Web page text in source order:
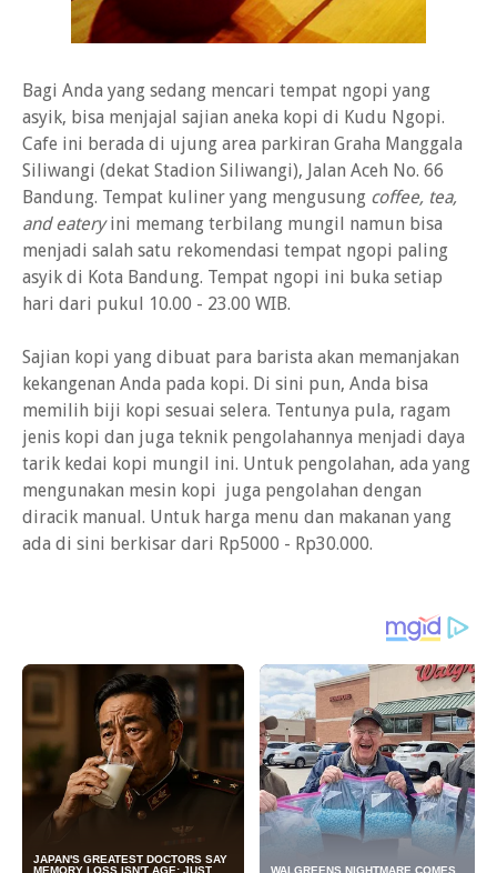
Bagi Anda yang sedang mencari tempat ngopi yang
asyik, bisa menjajal sajian aneka kopi di Kudu Ngopi.
Cafe ini berada di ujung area parkiran Graha Manggala
Siliwangi (dekat Stadion Siliwangi), Jalan Aceh No. 66
Bandung. Tempat kuliner yang mengusung coffee, tea,
and eateryini memang terbilang mungil namun bisa
menjadi salah satu rekomendasi tempat ngopi paling
asyik di Kota Bandung. Tempat ngopi ini buka setiap
hari dari pukul 10.00 - 23.00 WIB.
Sajian kopi yang dibuat para barista akan memanjakan
kekangenan Anda pada kopi. Di sini pun, Anda bisa
memilih biji kopi sesuai selera. Tentunya pula, ragam
jenis kopi dan juga teknik pengolahannya menjadi daya
tarik kedai kopi mungil ini. Untuk pengolahan, ada yang
mengunakan mesin kopi juga pengolahan dengan
diracik manual. Untuk harga menu dan makanan yang
ada di sini berkisar dari Rp5000 - Rp30.000.